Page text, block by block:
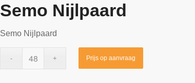
Semo Nijlpaard
Semo Nijlpaard
Prijs op aanvraag